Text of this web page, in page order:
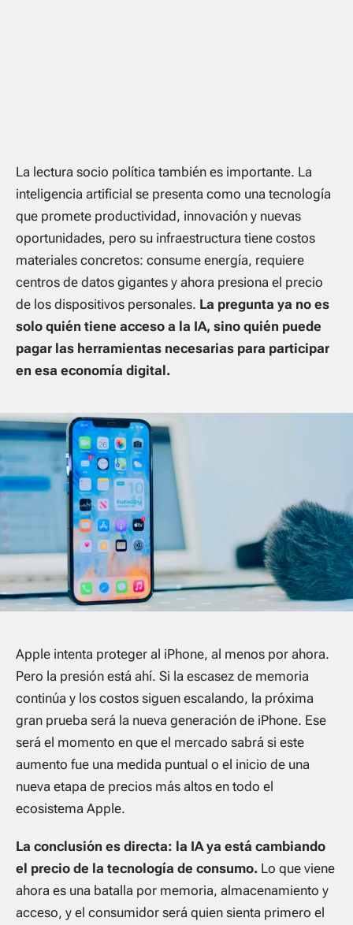
La lectura socio política también es importante. La
inteligencia artificial se presenta como una tecnología
que promete productividad, innovación y nuevas
oportunidades, pero su infraestructura tiene costos
materiales concretos: consume energía, requiere
centros de datos gigantes y ahora presiona el precio
de los dispositivos personales. La pregunta ya no es
solo quién tiene acceso a la IA, sino quién puede
pagar las herramientas necesarias para participar
en esa economía digital.
Apple intenta proteger al iPhone, al menos por ahora.
Pero la presión está ahí. Si la escasez de memoria
continúa y los costos siguen escalando, la próxima
gran prueba será la nueva generación de iPhone. Ese
será el momento en que el mercado sabrá si este
aumento fue una medida puntual o el inicio de una
nueva etapa de precios más altos en todo el
ecosistema Apple.
La conclusión es directa: la IA ya está cambiando
el precio de la tecnología de consumo. Lo que viene
ahora es una batalla por memoria, almacenamiento y
acceso, y el consumidor será quien sienta primero el